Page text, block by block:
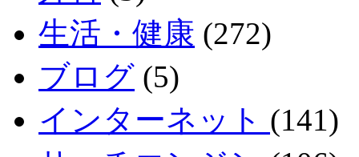
生活・健康 (272)
ブログ (5)
インターネット (141)